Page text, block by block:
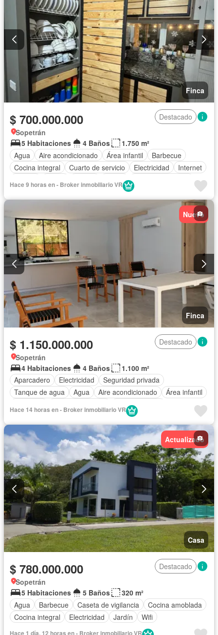
Finca
$ 700.000.000
Destacado
Sopetrán
5 Habitaciones
4 Baños
1.750 m²
Agua
Aire acondicionado Área infantil
Barbecue
Cocina integral
Cuarto de servicio Electricidad
Internet
Sauna
Hace 9 horas en - Broker inmobiliario VR
Nuevo
Finca
$ 1.150.000.000
Destacado
Sopetrán
4 Habitaciones
4 Baños
1.100 m²
Aparcadero
Electricidad
Seguridad privada
Tanque de agua
Agua Aire acondicionado
Área infantil
Cocina integral
Jacuzzi
Piscina
Sauna Wifi
Hace 14 horas en - Broker inmobiliario VR
Actualizado
Casa
$ 780.000.000
Destacado
Sopetrán
5 Habitaciones
5 Baños
320 m²
Agua
Barbecue Caseta de vigilancia
Cocina amoblada
Cocina integral
Electricidad Jardín Wifi
Hace 1 día, 12 horas en - Broker inmobiliario VR